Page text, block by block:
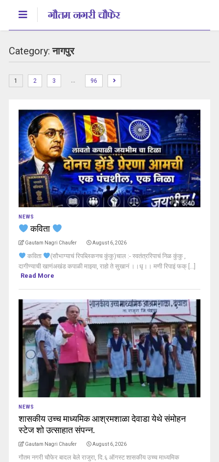
Category:नागपुर
1 2 3 … 96
NEWS
कविता
Gautam Nagri Chaufer August 6, 2026
कविता
(सौभाग्याचं रिपब्लिकनच कुंकु)चाल :- स्वतंत्ररिपाचं निळ कुंकु ,
दागीण्याची खाणंअखंड कपाळी माझ्या, राहो ते सुखानं ।।धृ।। मणी रिपाइं फक् [...]
Read More
NEWS
शासकीय उच्च माध्यमिक आश्रमशाळा देवाडा येथे संमोहन
स्टेज शो उत्साहात संपन्न.
Gautam Nagri Chaufer August 6, 2026
गौतम नगरी चौफेर बादल बेले राजुरा, दि.६ ऑगस्ट शासकीय उच्च माध्यमिक